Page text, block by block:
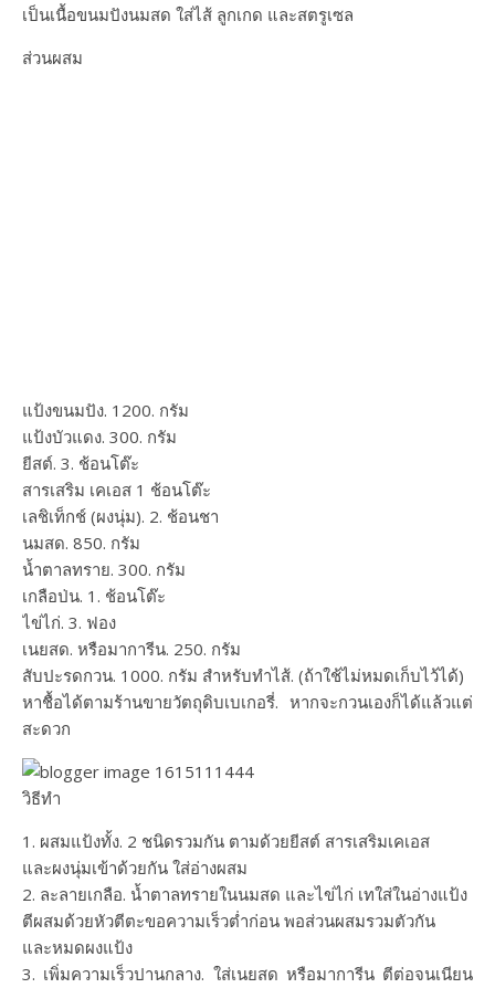
เป็นเนื้อขนมปังนมสด ใส่ไส้ ลูกเกด และสตรูเซล
ส่วนผสม
แป้งขนมปัง. 1200. กรัม
แป้งบัวแดง. 300. กรัม
ยีสต์. 3. ช้อนโต๊ะ
สารเสริม เคเอส 1 ช้อนโต๊ะ
เลชิเท็กช์ (ผงนุ่ม). 2. ช้อนชา
นมสด. 850. กรัม
น้ำตาลทราย. 300. กรัม
เกลือป่น. 1. ช้อนโต๊ะ
ไข่ไก่. 3. ฟอง
เนยสด. หรือมาการีน. 250. กรัม
สับปะรดกวน. 1000. กรัม สำหรับทำไส้. (ถ้าใช้ไม่หมดเก็บไว้ได้)
หาชื้อได้ตามร้านขายวัตถุดิบเบเกอรี่. หากจะกวนเองก็ได้แล้วแต่
สะดวก
วิธีทำ
1. ผสมแป้งทั้ง. 2 ชนิดรวมกัน ตามด้วยยีสต์ สารเสริมเคเอส
และผงนุ่มเข้าด้วยกัน ใส่อ่างผสม
2. ละลายเกลือ. น้ำตาลทรายในนมสด และไข่ไก่ เทใส่ในอ่างแป้ง
ตีผสมด้วยหัวตีตะขอความเร็วต่ำก่อน พอส่วนผสมรวมตัวกัน
และหมดผงแป้ง
3. เพิ่มความเร็วปานกลาง. ใส่เนยสด หรือมาการีน ตีต่อจนเนียน